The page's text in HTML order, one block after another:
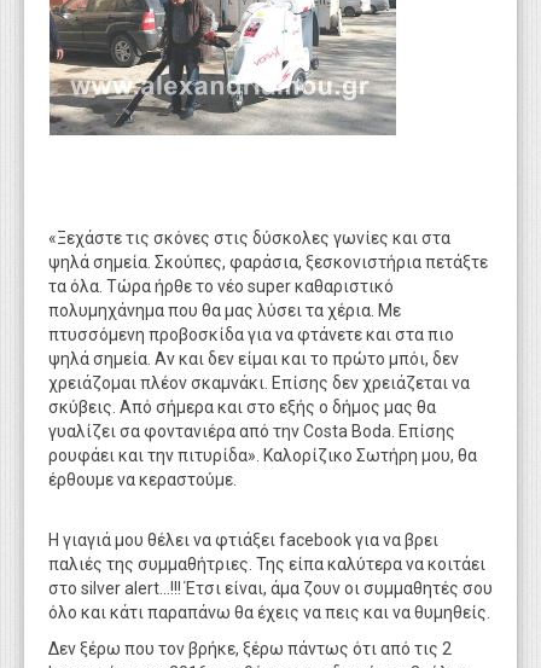
«Ξεχάστε τις σκόνες στις δύσκολες γωνίες και στα
ψηλά σημεία. Σκούπες, φαράσια, ξεσκονιστήρια πετάξτε
τα όλα. Τώρα ήρθε το νέο super καθαριστικό
πολυμηχάνημα που θα μας λύσει τα χέρια. Με
πτυσσόμενη προβοσκίδα για να φτάνετε και στα πιο
ψηλά σημεία. Αν και δεν είμαι και το πρώτο μπόι, δεν
χρειάζομαι πλέον σκαμνάκι. Επίσης δεν χρειάζεται να
σκύβεις. Από σήμερα και στο εξής ο δήμος μας θα
γυαλίζει σα φοντανιέρα από την Costa Boda. Επίσης
ρουφάει και την πιτυρίδα». Καλορίζικο Σωτήρη μου, θα
έρθουμε να κεραστούμε.
H γιαγιά μου θέλει να φτιάξει facebook για να βρει
παλιές της συμμαθήτριες. Της είπα καλύτερα να κοιτάει
στο silver alert...!!! Έτσι είναι, άμα ζουν οι συμμαθητές σου
όλο και κάτι παραπάνω θα έχεις να πεις και να θυμηθείς.
Δεν ξέρω που τον βρήκε, ξέρω πάντως ότι από τις 2